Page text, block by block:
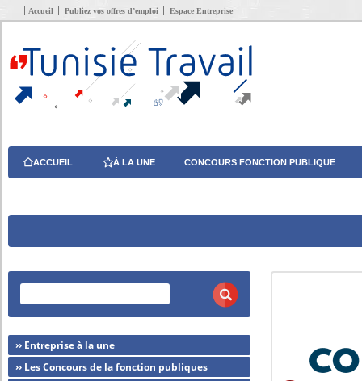
Accueil Publiez vos offres d’emploi Espace Entreprise
ACCUEIL À LA UNE CONCOURS FONCTION PUBLIQUE
›› Entreprise à la une
›› Les Concours de la fonction publiques